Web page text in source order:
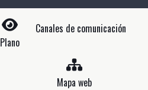
Plano
Canales de comunicación
Mapa web